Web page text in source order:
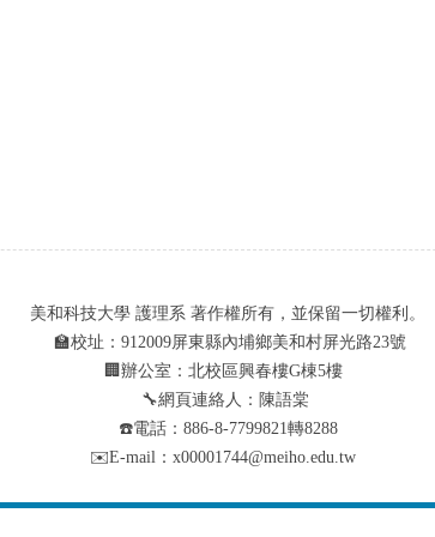
美和科技大學 護理系 著作權所有，並保留一切權利。
🏫校址：912009屏東縣內埔鄉美和村屏光路23號
🏢辦公室：北校區興春樓G棟5樓
🔧網頁連絡人：陳語棠
☎️電話：886-8-7799821轉8288
✉️E-mail：x00001744@meiho.edu.tw